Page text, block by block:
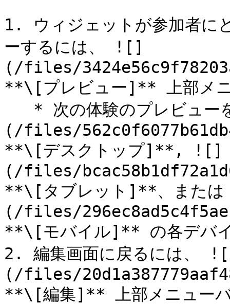
1. ウィジェットが参加者に
ーするには、 ![]
(/files/
**\[プレビュー]** 上部メニ
(/files/
**\[デスクトップ]**, ![]
(/files/
**\[タブレット]**、また
(/files/
**\[モバイル]** の各デバイ
2. 編集画面に戻るには、
(/files/
**\[編集]** 上部メニュー